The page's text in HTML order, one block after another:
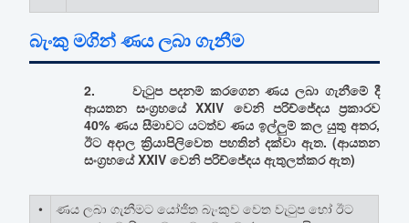
බැංකු මගින් ණය ලබා ගැනීම
2. වැටුප පදනම් කරගෙන ණය ලබා ගැනීමේ දී
ආයතන සංග්‍රහයේ XXIV වෙනි පරිච්ජේදය ප්‍රකාරව
40% ණය සීමාවට යටත්ව ණය ඉල්ලුම් කල යුතු අතර,
ඊට අදාල ක්‍රියාපිලිවෙත පහතින් දක්වා ඇත. (ආයතන
සංග්‍රහයේ XXIV වෙනි පරිච්ජේදය ඇතුලත්කර ඇත)
•
ණය ලබා ගැනීමට යෝජිත බැංකුව වෙත වැටුප හෝ ඊට